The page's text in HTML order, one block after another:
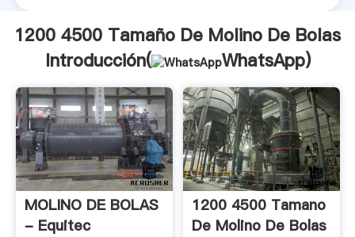
1200 4500 Tamaño De Molino De Bolas
Introducción(
WhatsApp)
MOLINO DE BOLAS
- Equitec
1200 4500 Tamano
De Molino De Bolas